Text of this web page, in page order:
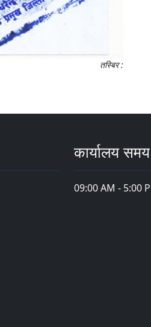
तस्बिर :
कार्यालय समय
09:00 AM - 5:00